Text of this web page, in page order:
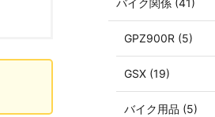
バイク関係 (41)
GPZ900R (5)
GSX (19)
バイク用品 (5)